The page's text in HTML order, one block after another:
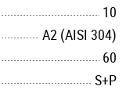
10
А2 (AISI 304)
60
S+P